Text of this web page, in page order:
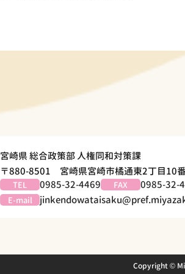
宮崎県 総合政策部 人権同和対策課
〒880-8501 宮崎県宮崎市橘通東2丁目10番
TEL 0985-32-4469 FAX 0985-32-
E-mail
Copyright ©